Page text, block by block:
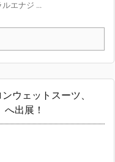
エナジ ...
ウェットスーツ、
出展！